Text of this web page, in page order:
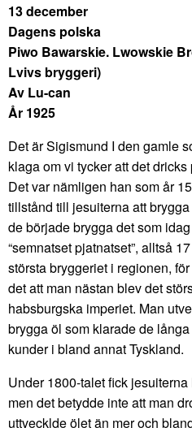
13 december
Dagens polska
Piwo Bawarskie. Lwowskie
Lvivs bryggeri)
Av Lu-can
År 1925
Det är Sigismund I den gamle
klaga om vi tycker att det
Det var nämligen han som år
tillstånd till jesuiterna att
de började brygga det som
“semnatset pjatnatset”, alltså
största bryggeriet i regionen,
det att man nästan blev det
habsburgska imperiet. Man
brygga öl som klarade de
kunder i bland annat Tyskland.
Under 1800-talet fick
men det betydde inte att man
uttvecklde ölet än mer och